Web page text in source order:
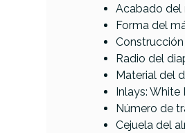
Acabado del
Forma del
Radio del
Material del
Inlays: White
Número de
Cejuela del
Referencia